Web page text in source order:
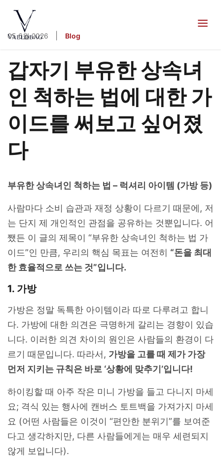
Vaelobag
05 6월 2026 Blog
갑자기 부유한 상속녀
인 척하는 법에 대한 가
이드를 써보고 싶어졌
다
부유한 상속녀인 척하는 법 – 럭셔리 아이템 (가방 등)
사람마다 소비 습관과 재정 상황이 다르기 때문에, 저
는 단지 제 개인적인 관점을 공유하는 것뿐입니다. 어
쨌든 이 글의 제목이 “부유한 상속녀인 척하는 법 가
이드”인 만큼, 우리의 핵심 목표는 여전히 “돈을 최대
한 효율적으로 쓰는 것”입니다.
1. 가방
가방은 정말 독특한 아이템이라 따로 다루려고 합니
다. 가방에 대한 의견은 극명하게 갈리는 경향이 있습
니다. 이러한 의견 차이의 원인은 사람들의 환경이 다
르기 때문입니다. 따라서, 가방을 고를 때 제가 가장
먼저 지키는 규칙은 바로 ‘상황에 맞추기’입니다!
하이킹할 때 아주 작은 미니 가방을 들고 다니지 마세
요; 격식 있는 행사에 캔버스 토트백을 가져가지 마세
요 (어떤 사람들은 이것이 “편안한 분위기”를 보여준
다고 생각하지만, 다른 사람들에게는 매우 세련되지
않게 보입니다).